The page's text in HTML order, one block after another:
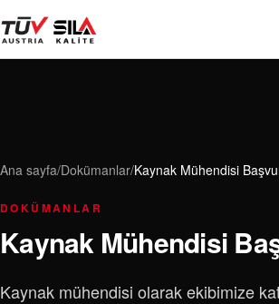
Ana sayfa/Dokümanlar/Kaynak Mühendisi
DOKÜMANLAR
Kaynak Mühendisi
Kaynak mühendisi olarak ekibimize